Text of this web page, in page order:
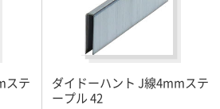
ステ
ダイドーハント J線4mmステ
ープル 42